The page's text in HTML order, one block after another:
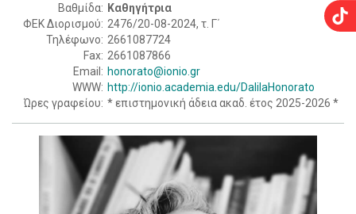
Βαθμίδα: Καθηγήτρια
ΦΕΚ Διορισμού: 2476/20-08-2024, τ. Γ΄
Τηλέφωνο: 2661087724
Fax: 2661087866
Email: honorato@ionio.gr
WWW: http://ionio.academia.edu/DalilaHonorato
Ώρες γραφείου: * επιστημονική άδεια ακαδ. έτος 2025-2026 *